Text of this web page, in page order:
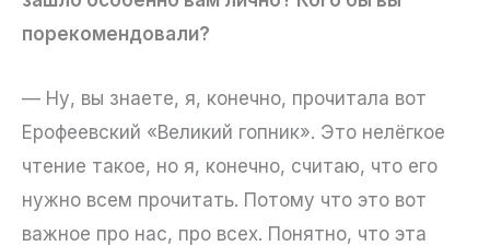
порекомендовали?
— Ну, вы знаете, я, конечно, прочитала вот
Ерофеевский «Великий гопник». Это нелёгкое
чтение такое, но я, конечно, считаю, что его
нужно всем прочитать. Потому что это вот
важное про нас, про всех. Понятно, что эта